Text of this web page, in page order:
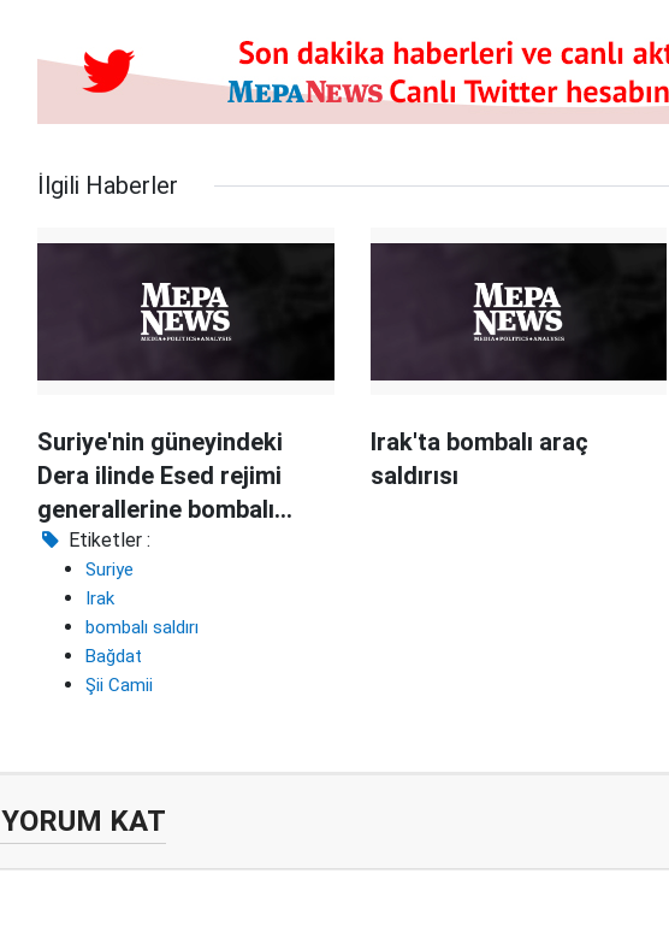
İlgili Haberler
Suriye'nin güneyindeki
Dera ilinde Esed rejimi
generallerine bombalı
suikast
Irak'ta bombalı araç
saldırısı
Etiketler :
Suriye
Irak
bombalı saldırı
Bağdat
Şii Camii
YORUM KAT